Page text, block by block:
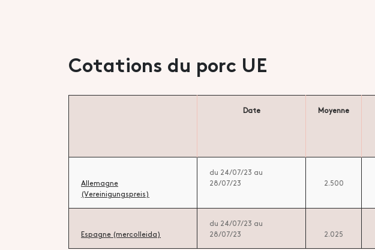
Cotations du porc UE
Date Moyenne
Allemagne
(Vereinigungspreis)
du 24/07/23 au
28/07/23
2.500
Espagne (mercolleida)
du 24/07/23 au
28/07/23
2.025